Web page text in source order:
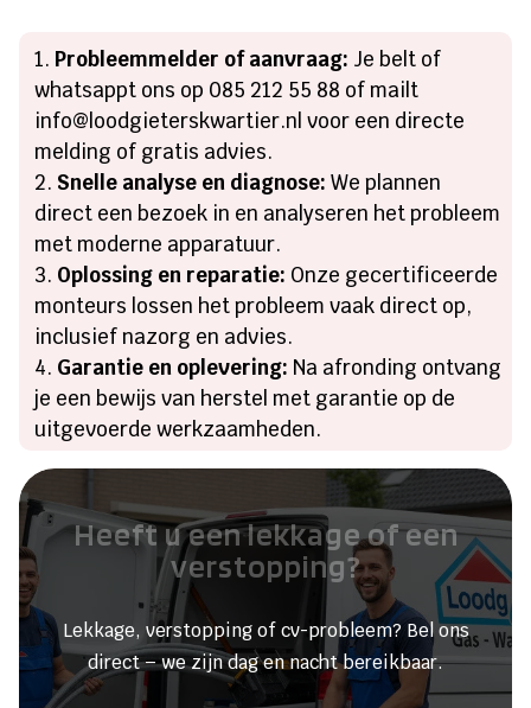
Probleemmelder of aanvraag: Je belt of
whatsappt ons op 085 212 55 88 of mailt
info@loodgieterskwartier.nl voor een directe
melding of gratis advies.
Snelle analyse en diagnose: We plannen
direct een bezoek in en analyseren het probleem
met moderne apparatuur.
Oplossing en reparatie: Onze gecertificeerde
monteurs lossen het probleem vaak direct op,
inclusief nazorg en advies.
Garantie en oplevering: Na afronding ontvang
je een bewijs van herstel met garantie op de
uitgevoerde werkzaamheden.
Heeft u een lekkage of een
verstopping?
Lekkage, verstopping of cv-probleem? Bel ons
direct – we zijn dag en nacht bereikbaar.